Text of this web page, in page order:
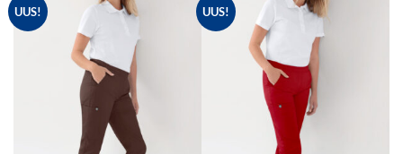
UUS! UUS!